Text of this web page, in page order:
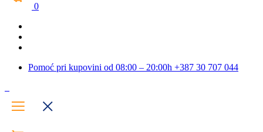
0
Pomoć pri kupovini od 08:00 – 20:00h +387 30 707 044